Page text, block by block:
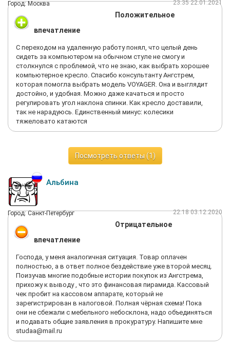
подать на компанию в суд, отвели, чтобы читали
внимательно договор: там прописано, когда посчитаем нужно
тогда привезём. Вот и получается, что Заказчик, обязан
придерживаться договора, а Исполнитель нет. Если бы
изначально мне проговорили про такую позицию в договоре,
то я бы ничего не покупал в компании Ангстрем. Знаю точно,
что не смотря на то чем всё закончится, я не пойду покупать в
Ангстрем, даже если она будет единственной в городе. По
поводу качества мебели пока не могу написать отзыв, так как
до сих ожидаю прибытия заказа. Пишу, чтобы люди знали,
как к вам относятся в компании Ангстрем. "Ну они же
заплатили, подумаешь, дождутся, когда надо." - мысли
руководителя, скорее всего.
Город: Москва 23:35 22.01.2021
Положительное
впечатление
С переходом на удаленную работу понял, что целый день
сидеть за компьютером на обычном стуле не смогу и
столкнулся с проблемой, что не знаю, как выбрать хорошее
компьютерное кресло. Спасибо консультанту Ангстрем,
которая помогла выбрать модель VOYAGER. Она и выглядит
достойно, и удобная. Можно даже качаться и просто
регулировать угол наклона спинки. Как кресло доставили,
так не нарадуюсь. Единственный минус: колесики
тяжеловато катаются
Посмотреть ответы (1)
Альбина
Город: Санкт-Петербург 22:18 03.12.2020
Отрицательное
впечатление
Господа, у меня аналогичная ситуация. Товар оплачен
полностью, а в ответ полное бездействие уже второй месяц.
Поизучав многие подобные истории покупок из Ангстрема,
прихожу к выводу , что это финансовая пирамида. Кассовый
чек пробит на кассовом аппарате, который не
зарегистрирован в налоговой. Полная чёрная схема! Пока
они не сбежали с мебельного небосклона, надо объединяться
и подавать общие заявления в прокуратуру. Напишите мне
studaa@mail.ru